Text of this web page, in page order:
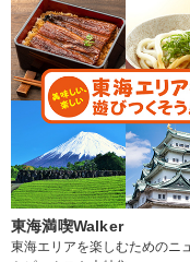
東海満喫Walker
東海エリアを楽しむためのニ